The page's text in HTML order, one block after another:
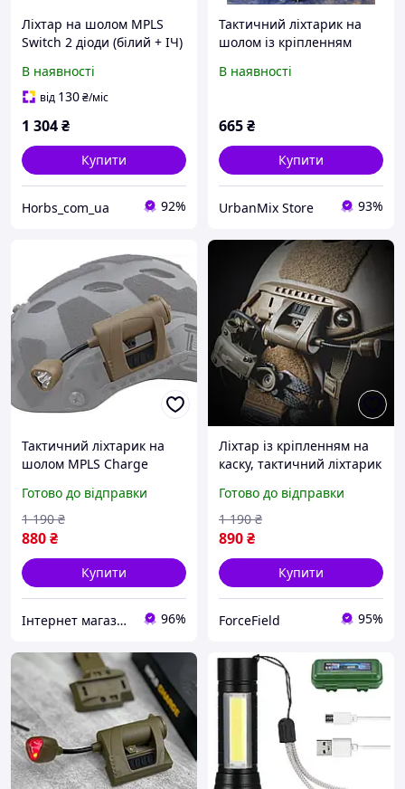
Ліхтар на шолом MPLS
Switch 2 діоди (білий + ІЧ)
В наявності
від 130₴/міс
1 304₴
Купити
Horbs_com_ua 92%
Тактичний ліхтарик на
шолом із кріпленням
В наявності
665₴
Купити
UrbanMix Store 93%
Тактичний ліхтарик на
шолом MPLS Charge
касці 4 режими
освітлення TP
Готово до відправки
880₴
1 190 ₴
Купити
Інтернет магазин "ТактікПро" 96%
Ліхтар із кріпленням на
каску, тактичний ліхтарик
діапазон) sup
Готово до відправки
890₴
1 190 ₴
Купити
ForceField 95%